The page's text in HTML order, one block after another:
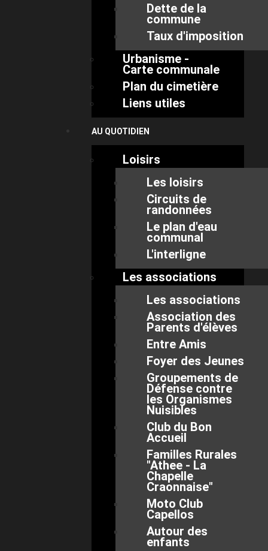
Dette de la
commune
Taux d'imposition
Urbanisme -
Carte communale
Plan du cimetière
Liens utiles
AU QUOTIDIEN
Loisirs
Les loisirs
Circuits de
randonnées
Le plan d'eau
communal
L'interligne
Les associations
Les associations
Association des
Parents d'élèves
Entre Amis
Foyer des Jeunes
Groupements de
Défense contre
les Organismes
Nuisibles
Club du Bon
Accueil
Familles Rurales
"Athee - La
Chapelle
Craonnaise"
Moto Club
Capellos
Autour des
enfants